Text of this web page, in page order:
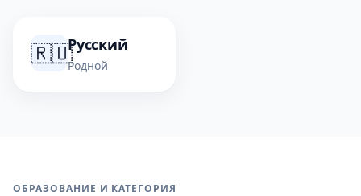
🇷🇺Русский
Родной
ОБРАЗОВАНИЕ И КАТЕГОРИЯ